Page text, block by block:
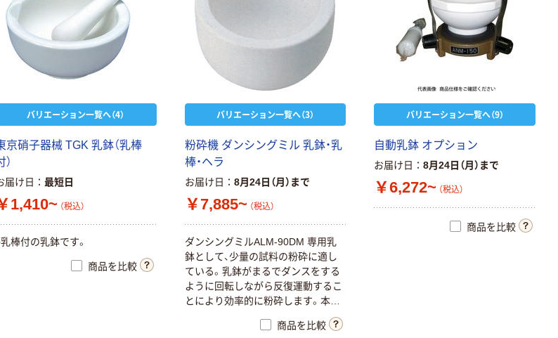
バリエーション一覧へ（4）
京硝子器械 TGK 乳鉢（乳棒
）
届け日 最短日
1,410~ （税込）
棒付の乳鉢です。
商品を比較
バリエーション一覧へ（3）
粉砕機 ダンシングミル 乳鉢・乳
棒・ヘラ
お届け日 8月24日（月）まで
￥7,885~ （税込）
ダンシングミルALM-90DM 専用乳
鉢として、少量の試料の粉砕に適し
ている。乳鉢がまるでダンスをする
ように回転しながら反復運動するこ
とにより効率的に粉砕します。本機
の特徴ある動きにより、粉砕と擂り
潰しを同時に行うことができます。
商品を比較
バリエーション一覧へ（9）
自動乳鉢 オプション
お届け日 8月24日（月）まで
￥6,272~ （税込）
商品を比較